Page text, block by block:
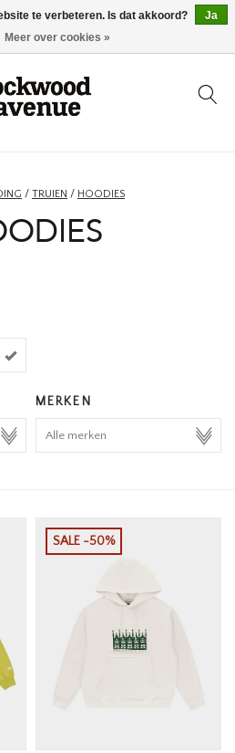
/ TRUIEN / HOODIES
MERKEN
SALE -50%
te verbeteren. Is dat akkoord?
Ja
Meer over cookies »